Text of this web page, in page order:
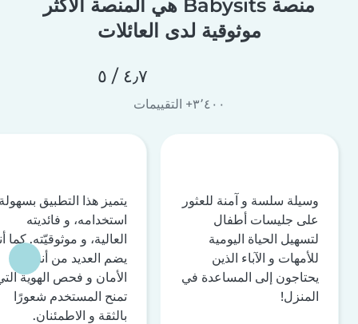
منصة Babysits هي المنصة الأكثر
موثوقية لدى العائلات
٤٫٧ / ٥
٣٬٤٠٠+ التقييمات
وسيلة سلسة و آمنة للعثور
على جليسات أطفال
لتسهيل الحياة اليومية
للأمهات و الآباء الذين
يحتاجون إلى المساعدة في
المنزل!
يتميز هذا التطبيق
استخدامه، و فائديته
العالية، و موثوقيّته. كما
يضم العديد من أنظمة
الأمان و فحص الهوية
تمنح المستخدم شعورًا
بالثقة و الاطمئنان.